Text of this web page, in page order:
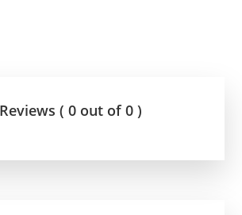
( 0 out of 0 )